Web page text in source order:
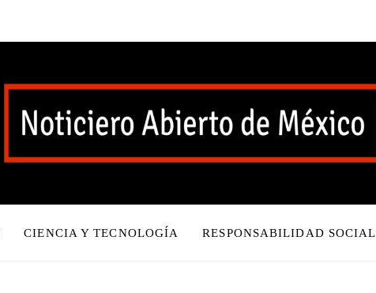
CIENCIA Y TECNOLOGÍA RESPONSABILIDAD SOCIAL